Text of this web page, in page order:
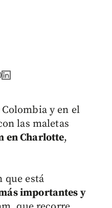
y en el
las maletas
en Charlotte,
que está
importantes y